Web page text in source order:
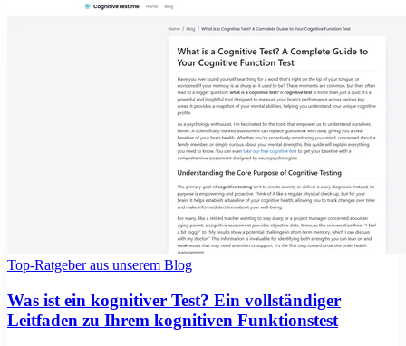
Top-Ratgeber aus unserem Blog
Was ist ein kognitiver Test? Ein vollständiger
Leitfaden zu Ihrem kognitiven Funktionstest